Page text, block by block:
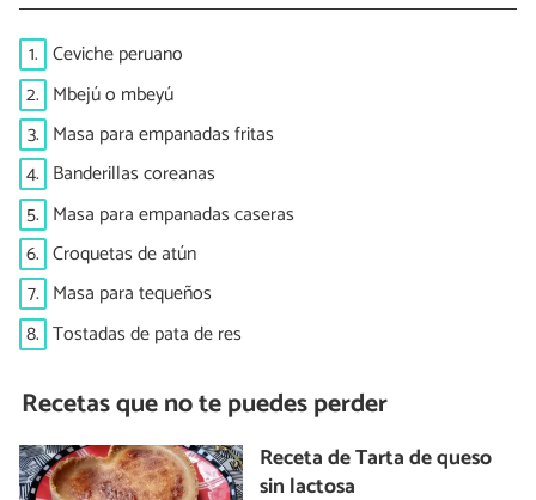
1. Ceviche peruano
2. Mbejú o mbeyú
3. Masa para empanadas fritas
4. Banderillas coreanas
5. Masa para empanadas caseras
6. Croquetas de atún
7. Masa para tequeños
8. Tostadas de pata de res
Recetas que no te puedes perder
Receta de Tarta de queso
sin lactosa